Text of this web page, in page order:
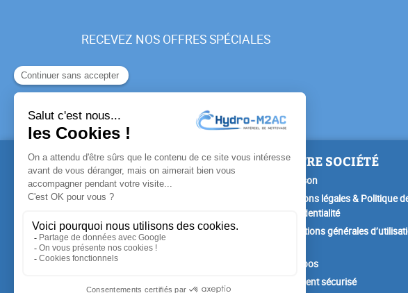
RECEVEZ NOS OFFRES SPÉCIALES
PRODUITS
Promotions
Nouveaux produits
NOTRE SOCIÉTÉ
Livraison
Mentions légales & Politique
Confidentialité
Conditions générales
A propos
Paiement sécurisé